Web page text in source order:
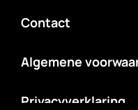
Contact
Algemene
Privacyverklaring